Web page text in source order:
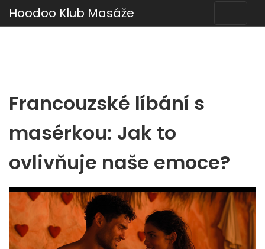
Hoodoo Klub Masáže
Francouzské líbání s
masérkou: Jak to
ovlivňuje naše emoce?